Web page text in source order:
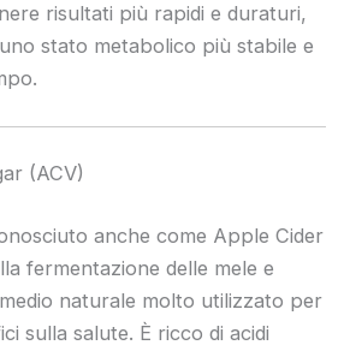
risultati più rapidi e duraturi,
stato metabolico più stabile e
(ACV)
anche come Apple Cider
fermentazione delle mele e
naturale molto utilizzato per
sulla salute. È ricco di acidi